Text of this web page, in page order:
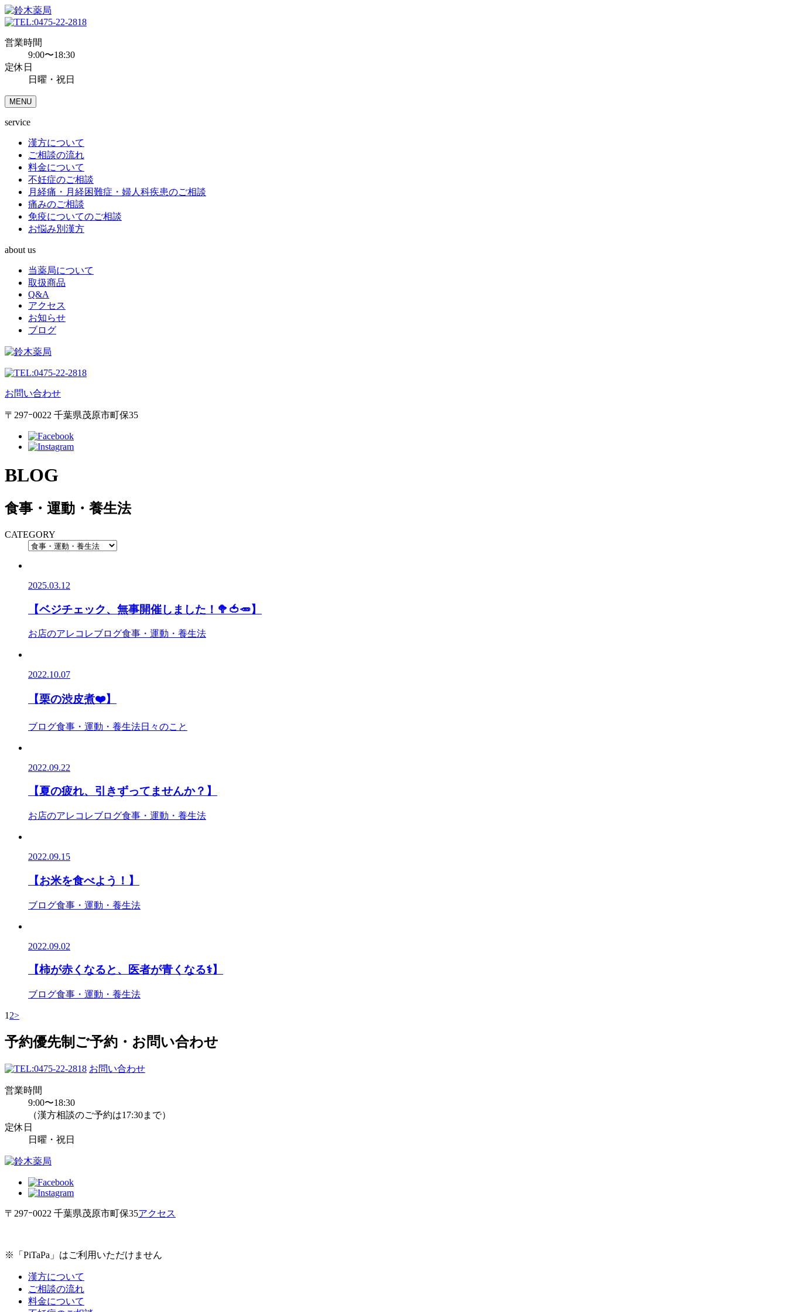
0475-22-2818
営業時間
9:00〜18:30
定休日
日曜・祝日
MENU
service
漢方について
ご相談の流れ
料金について
不妊症のご相談
月経痛・月経困難症・婦人科疾患のご相談
痛みのご相談
免疫についてのご相談
お悩み別漢方
about us
当薬局について
取扱商品
Q&A
アクセス
お知らせ
ブログ
0475-22-2818
お問い合わせ
〒297ｰ0022 千葉県茂原市町保35
BLOG
食事・運動・養生法
CATEGORY
2025.03.12
【ベジチェック、無事開催しました！🥦🍅🥕】
お店のアレコレブログ食事・運動・養生法
2022.10.07
【栗の渋皮煮❤️】
ブログ食事・運動・養生法日々のこと
2022.09.22
【夏の疲れ、引きずってませんか？】
お店のアレコレブログ食事・運動・養生法
2022.09.15
【お米を食べよう！】
ブログ食事・運動・養生法
2022.09.02
【柿が赤くなると、医者が青くなる⚕️】
ブログ食事・運動・養生法
1 2>
予約優先制 ご予約・お問い合わせ
0475-22-2818 お問い合わせ
営業時間
9:00〜18:30
（漢方相談のご予約は17:30まで）
定休日
日曜・祝日
〒297ｰ0022 千葉県茂原市町保35アクセス
※「PiTaPa」はご利用いただけません
漢方について
ご相談の流れ
料金について